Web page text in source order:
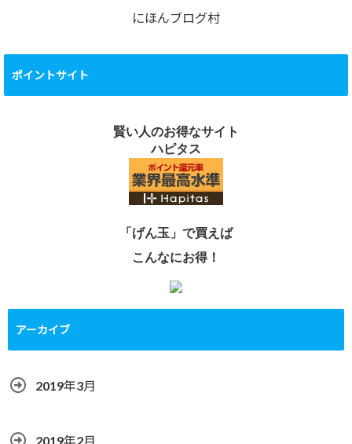
にほんブログ村
ポイントサイト
賢い人のお得なサイト
ハピタス
「げん玉」で買えば
こんなにお得！
アーカイブ
2019年3月
2019年2月